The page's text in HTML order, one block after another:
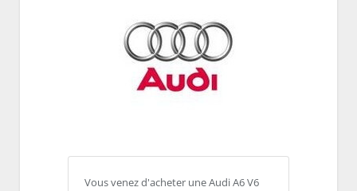
Vous venez d'acheter une Audi A6 V6